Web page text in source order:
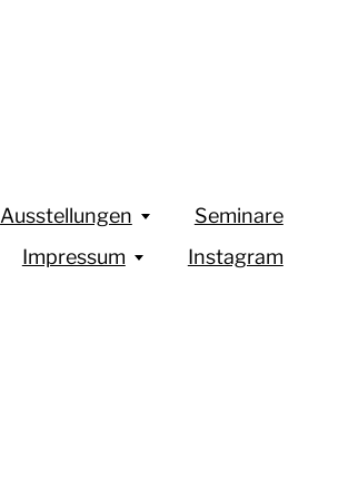
Ausstellungen
Seminare
Impressum Instagram